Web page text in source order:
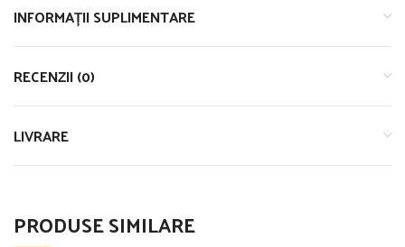
INFORMAȚII SUPLIMENTARE
RECENZII (0)
LIVRARE
PRODUSE SIMILARE